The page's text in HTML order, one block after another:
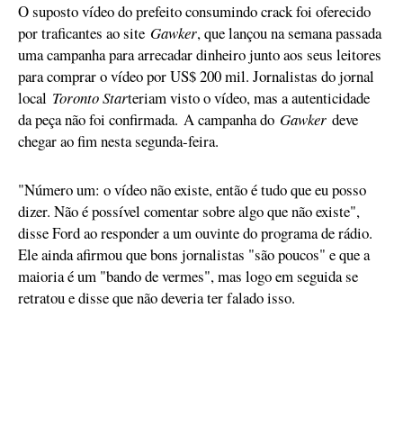
O suposto vídeo do prefeito consumindo crack foi oferecido
por traficantes ao site Gawker, que lançou na semana passada
uma campanha para arrecadar dinheiro junto aos seus leitores
para comprar o vídeo por US$ 200 mil. Jornalistas do jornal
local Toronto Starteriam visto o vídeo, mas a autenticidade
da peça não foi confirmada. A campanha do Gawker deve
chegar ao fim nesta segunda-feira.
"Número um: o vídeo não existe, então é tudo que eu posso
dizer. Não é possível comentar sobre algo que não existe",
disse Ford ao responder a um ouvinte do programa de rádio.
Ele ainda afirmou que bons jornalistas "são poucos" e que a
maioria é um "bando de vermes", mas logo em seguida se
retratou e disse que não deveria ter falado isso.